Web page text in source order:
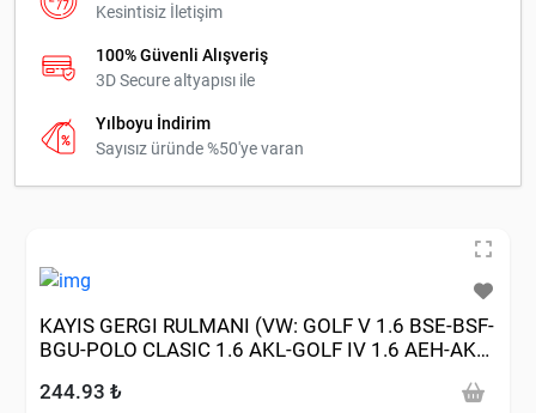
Kesintisiz İletişim
100% Güvenli Alışveriş
3D Secure altyapısı ile
Yılboyu İndirim
Sayısız üründe %50'ye varan
KAYIS GERGI RULMANI (VW: GOLF V 1.6 BSE-BSF-
BGU-POLO CLASIC 1.6 AKL-GOLF IV 1.6 AEH-AKL-
244.93 ₺